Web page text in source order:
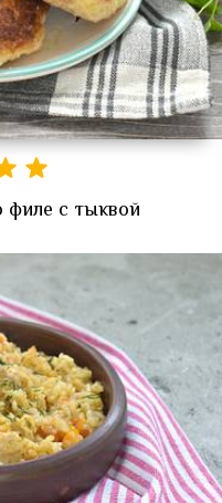
филе с тыквой